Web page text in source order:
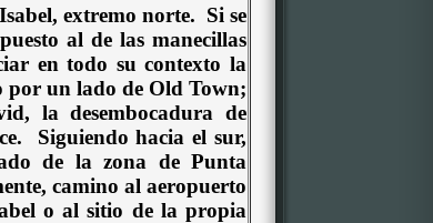
extremo norte. Si se
al de las manecillas
en todo su contexto la
por un lado de Old Town;
la desembocadura de
Siguiendo hacia el sur,
de la zona de Punta
camino al aeropuerto
o al sitio de la propia